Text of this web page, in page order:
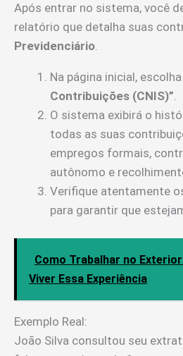
Após entrar no sistema, você
relatório que detalha suas
Previdenciário.
Na página inicial,
Contribuições (CNIS)”.
O sistema exibirá o
todas as suas
empregos formais,
autônomo e
Verifique atentamente
para garantir que
Como Trabalhar no
Viver Essa Experiência
Exemplo Real:
João Silva consultou seu